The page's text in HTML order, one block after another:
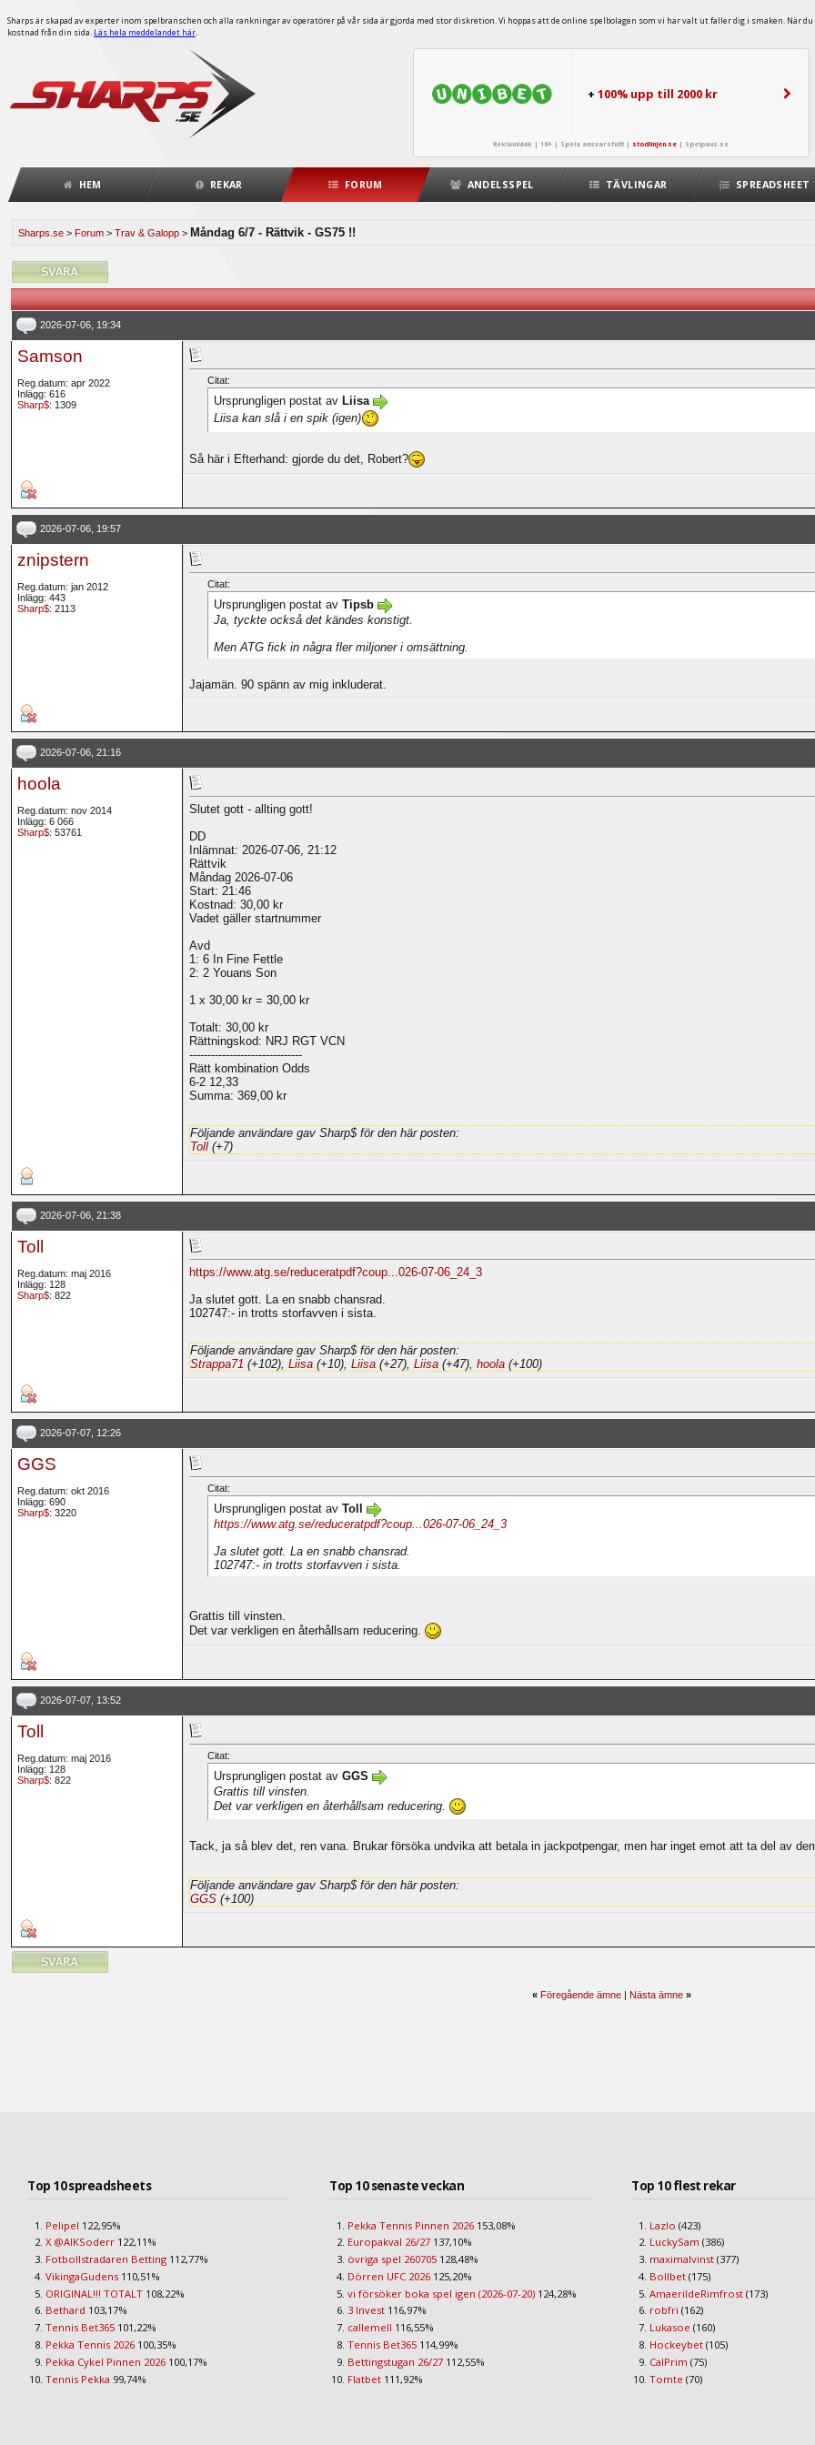
Sharps är skapad av experter inom spelbranschen och alla rankningar av operatörer på vår sida är gjorda med stor diskretion. Vi hoppas att de online spelbolagen som vi har valt ut faller dig i smaken. När
kostnad från din sida. Läs hela meddelandet här.
+ 100% upp till 2000 kr
Reklamlänk | 18+ | Spela ansvarsfullt | stodlinjen.se | Spelpaus.se
HEM REKAR FORUM ANDELSSPEL TÄVLINGAR SPREADSHEET
Sharps.se > Forum > Trav & Galopp > Måndag 6/7 - Rättvik - GS75 !!
2026-07-06, 19:34
Samson
Reg.datum: apr 2022
Inlägg: 616
Sharp$: 1309
Citat:
Ursprungligen postat av Liisa
Liisa kan slå i en spik (igen)
Så här i Efterhand: gjorde du det, Robert?
2026-07-06, 19:57
znipstern
Reg.datum: jan 2012
Inlägg: 443
Sharp$: 2113
Citat:
Ursprungligen postat av Tipsb
Ja, tyckte också det kändes konstigt.
Men ATG fick in några fler miljoner i omsättning.
Jajamän. 90 spänn av mig inkluderat.
2026-07-06, 21:16
hoola
Reg.datum: nov 2014
Inlägg: 6 066
Sharp$: 53761
Slutet gott - allting gott!
DD
Inlämnat: 2026-07-06, 21:12
Rättvik
Måndag 2026-07-06
Start: 21:46
Kostnad: 30,00 kr
Vadet gäller startnummer
Avd
1: 6 In Fine Fettle
2: 2 Youans Son
1 x 30,00 kr = 30,00 kr
Totalt: 30,00 kr
Rättningskod: NRJ RGT VCN
-------------------------------
Rätt kombination Odds
6-2 12,33
Summa: 369,00 kr
Följande användare gav Sharp$ för den här posten:
Toll(+7)
2026-07-06, 21:38
Toll
Reg.datum: maj 2016
Inlägg: 128
Sharp$: 822
https://www.atg.se/reduceratpdf?coup...026-07-06_24_3
Ja slutet gott. La en snabb chansrad.
102747:- in trotts storfavven i sista.
Följande användare gav Sharp$ för den här posten:
Strappa71 (+102), Liisa(+10), Liisa(+27), Liisa(+47), hoola(+100)
2026-07-07, 12:26
GGS
Reg.datum: okt 2016
Inlägg: 690
Sharp$: 3220
Citat:
Ursprungligen postat av Toll
https://www.atg.se/reduceratpdf?coup...026-07-06_24_3
Ja slutet gott. La en snabb chansrad.
102747:- in trotts storfavven i sista.
Grattis till vinsten.
Det var verkligen en återhållsam reducering.
2026-07-07, 13:52
Toll
Reg.datum: maj 2016
Inlägg: 128
Sharp$: 822
Citat:
Ursprungligen postat av GGS
Grattis till vinsten.
Det var verkligen en återhållsam reducering.
Tack, ja så blev det, ren vana. Brukar försöka undvika att betala in jackpotpengar, men har inget emot att ta del av
Följande användare gav Sharp$ för den här posten:
GGS(+100)
« Föregående ämne| Nästa ämne »
Top 10 spreadsheets
Pelipel 122,95%
X @AIKSoderr 122,11%
Fotbollstradaren Betting 112,77%
VikingaGudens 110,51%
ORIGINAL!!! TOTALT 108,22%
Bethard 103,17%
Tennis Bet365 101,22%
Pekka Tennis 2026 100,35%
Pekka Cykel Pinnen 2026 100,17%
Tennis Pekka 99,74%
Top 10 senaste veckan
Pekka Tennis Pinnen 2026 153,08%
Europakval 26/27 137,10%
övriga spel 260705 128,48%
Dörren UFC 2026 125,20%
vi försöker boka spel igen (2026-07-20) 124,28%
3 Invest 116,97%
callemell 116,55%
Tennis Bet365 114,99%
Bettingstugan 26/27 112,55%
Flatbet 111,92%
Top 10 flest rekar
Lazlo (423)
LuckySam (386)
maximalvinst (377)
Bollbet (175)
AmaerildeRimfrost (173)
robfri (162)
Lukasoe (160)
Hockeybet (105)
CalPrim (75)
Tomte (70)